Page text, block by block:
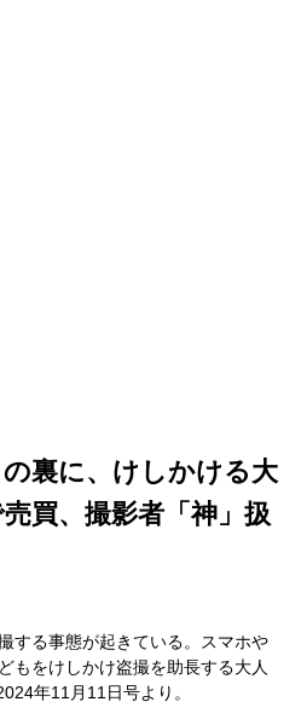
の裏に、けしかける大
買、撮影者「神」扱
する事態が起きている。スマホや
もをけしかけ盗撮を助長する大人
年11月11日号より。